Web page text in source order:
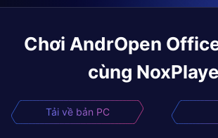
Chơi AndrOpen
cùng
Tải về bản PC